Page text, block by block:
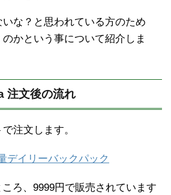
な？と思われている方のため
かという事について紹介しま
注文後の流れ
注文します。
デイリーバックパック
ろ、9999円で販売されています